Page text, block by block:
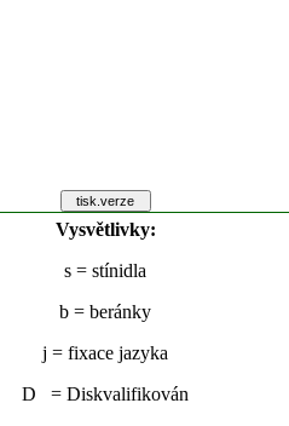
Vysvětlivky:
s = stínidla
b = beránky
j = fixace jazyka
D = Diskvalifikován